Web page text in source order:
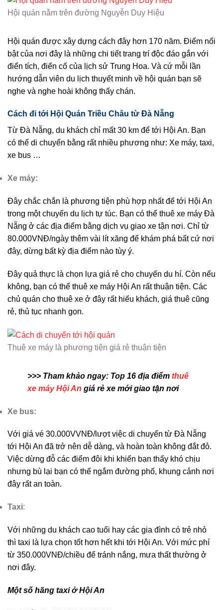
Hội quán nằm trên đường Nguyễn Duy Hiệu
Hội quán được xây dựng cách đây hơn 170 năm. Điểm nổi
bật của nơi đây là những chi tiết trang trí độc đáo gắn với
điển tích, điển cố của lịch sử Trung Hoa. Và cứ mỗi lần
hướng dẫn viên du lịch thuyết minh về hội quán bạn sẽ
nghe và nghe hoài không thấy chán.
Cách đi tới Hội Quán Triều Châu từ Đà Nẵng
Từ Đà Nẵng, du khách chỉ mất 30 km để tới Hội An. Bạn
có thể di chuyển bằng rất nhiều phương như: Xe máy, taxi,
xe bus …
Xe máy:
Đây chắc chắn là phương tiện phù hợp nhất để tới Hội An
trong một chuyến du lịch tự túc. Bạn có thể thuê xe máy Đà
Nẵng ở các địa điểm bằng dịch vụ giao xe tận nơi. Chỉ từ
80.000VNĐ/ngày thêm vài lít xăng để khám phá bất cứ nơi
đây, dừng bất kỳ địa điểm nào tùy ý.
Đây quả thực là chọn lựa giá rẻ cho chuyến du hí. Còn nếu
không, bạn có thể thuê xe máy Hội An rất thuận tiện. Các
chủ quán cho thuê xe ở đây rất hiếu khách, giá thuê cũng
rẻ, thủ tục nhanh gọn.
Thuê xe máy là phương tiện giá rẻ thuận tiện
>>> Tham khảo ngay: Top 16 địa điểm thuê
xe máy Hội An giá rẻ xe mới giao tận nơi
Xe bus:
Với giá vé 30.000VVNĐ/lượt việc di chuyển từ Đà Nẵng
tới Hội An đã trở nên dễ dàng, và hoàn toàn không đắt đỏ.
Việc dừng đỗ các điểm đôi khi khiến bạn thấy khó chịu
nhưng bù lại bạn có thể ngắm đường phố, khung cảnh nơi
đây rất an toàn.
Taxi:
Với những du khách cao tuổi hay các gia đình có trẻ nhỏ
thì taxi là lựa chọn tốt hơn hết khi tới Hội An. Với mức phí
từ 350.000VNĐ/chiều để tránh nắng, mưa thất thường ở
nơi đây.
Một số hãng taxi ở Hội An